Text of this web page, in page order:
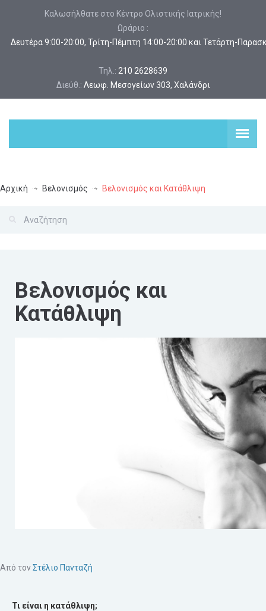
Καλωσήλθατε στο Κέντρο Ολιστικής Ιατρικής!
Ωράριο :
Δευτέρα 9:00-20:00, Τρίτη-Πέμπτη 14:00-20:00 και Τετάρτη-
Τηλ.: 210 2628639
Διεύθ.: Λεωφ. Μεσογείων 303, Χαλάνδρι
Αρχική Βελονισμός Βελονισμός και Κατάθλιψη
Βελονισμός και
Κατάθλιψη
Από τονΣτέλιο Πανταζή
Τι είναι η κατάθλιψη;